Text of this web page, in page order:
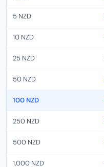
5 NZD
10 NZD
25 NZD
50 NZD
100 NZD
250 NZD
500 NZD
1,000 NZD